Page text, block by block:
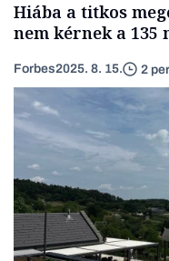
Hiába a titkos
nem kérnek a 135
Forbes2025. 8. 15. 2